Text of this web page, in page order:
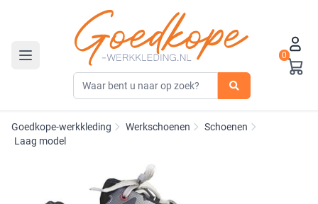
Toggle navigation
0
Goedkope-werkkleding Werkschoenen
Schoenen
Laag model